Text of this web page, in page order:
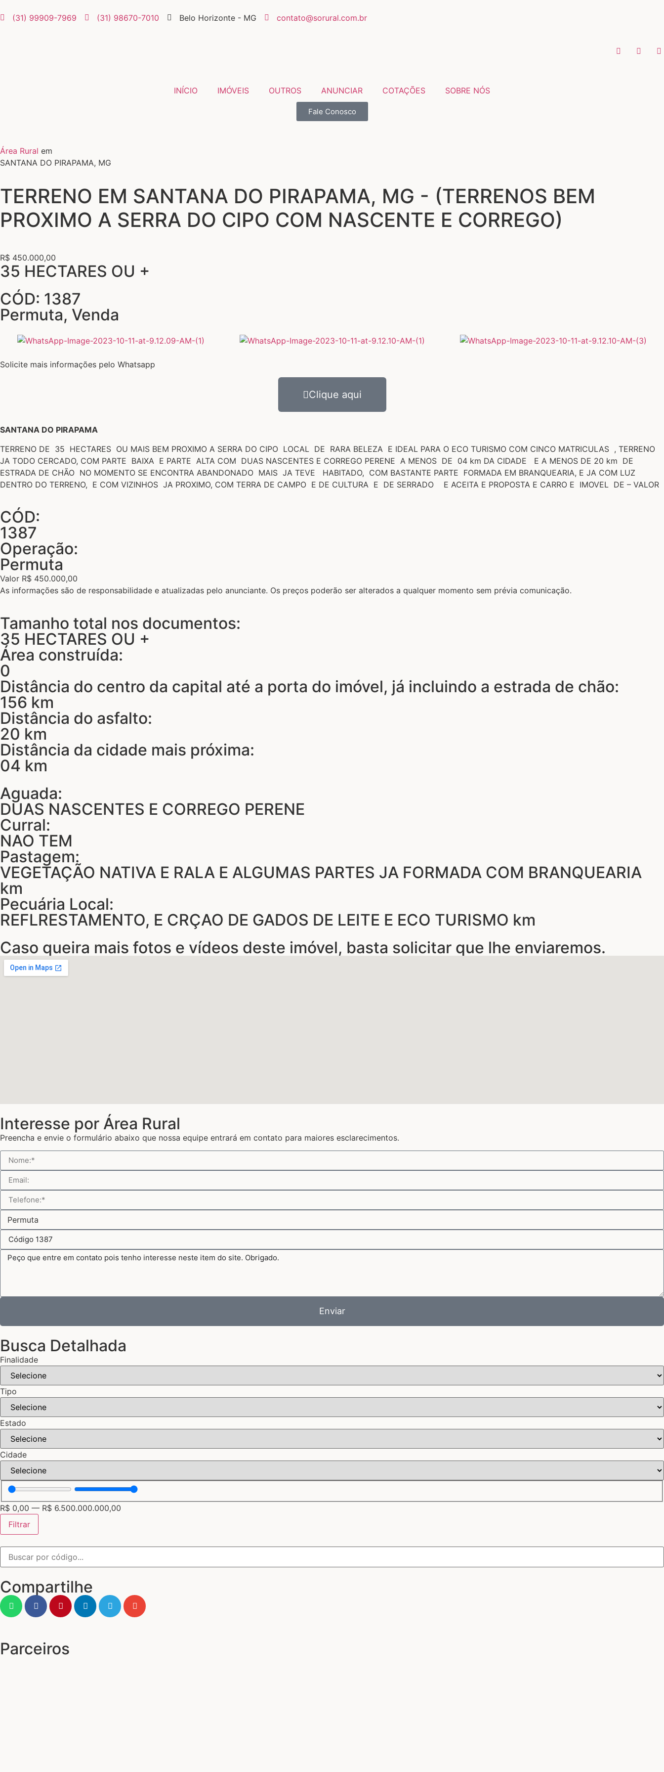
(31) 99909-7969 (31) 98670-7010 Belo Horizonte - MG contato@sorural.com.br
INÍCIO IMÓVEIS OUTROS ANUNCIAR COTAÇÕES SOBRE NÓS
Fale Conosco
Área Rural em
SANTANA DO PIRAPAMA, MG
TERRENO EM SANTANA DO PIRAPAMA, MG - (TERRENOS BEM
PROXIMO A SERRA DO CIPO COM NASCENTE E CORREGO)
R$ 450.000,00
35 HECTARES OU +
CÓD: 1387
Permuta, Venda
Solicite mais informações pelo Whatsapp
Clique aqui
SANTANA DO PIRAPAMA
TERRENO DE 35 HECTARES OU MAIS BEM PROXIMO A SERRA DO CIPO LOCAL DE RARA BELEZA E IDEAL PARA O ECO TURISMO COM CINCO MATRICULAS , TERRENO
JA TODO CERCADO, COM PARTE BAIXA E PARTE ALTA COM DUAS NASCENTES E CORREGO PERENE A MENOS DE 04 km DA CIDADE E A MENOS DE 20 km DE
ESTRADA DE CHÃO NO MOMENTO SE ENCONTRA ABANDONADO MAIS JA TEVE HABITADO, COM BASTANTE PARTE FORMADA EM BRANQUEARIA, E JA COM LUZ
DENTRO DO TERRENO, E COM VIZINHOS JA PROXIMO, COM TERRA DE CAMPO E DE CULTURA E DE SERRADO E ACEITA E PROPOSTA E CARRO E IMOVEL DE – VALOR
CÓD:
1387
Operação:
Permuta
Valor R$ 450.000,00
As informações são de responsabilidade e atualizadas pelo anunciante. Os preços poderão ser alterados a qualquer momento sem prévia comunicação.
Tamanho total nos documentos:
35 HECTARES OU +
Área construída:
0
Distância do centro da capital até a porta do imóvel, já incluindo a estrada de chão:
156 km
Distância do asfalto:
20 km
Distância da cidade mais próxima:
04 km
Aguada:
DUAS NASCENTES E CORREGO PERENE
Curral:
NAO TEM
Pastagem:
VEGETAÇÃO NATIVA E RALA E ALGUMAS PARTES JA FORMADA COM BRANQUEARIA
km
Pecuária Local:
REFLRESTAMENTO, E CRÇAO DE GADOS DE LEITE E ECO TURISMO km
Caso queira mais fotos e vídeos deste imóvel, basta solicitar que lhe enviaremos.
Interesse por Área Rural
Preencha e envie o formulário abaixo que nossa equipe entrará em contato para maiores esclarecimentos.
Enviar
Busca Detalhada
Finalidade
Tipo
Estado
Cidade
R$ 0,00 — R$ 6.500.000.000,00
Filtrar
Compartilhe
Parceiros